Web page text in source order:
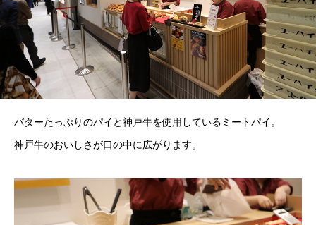
バターたっぷりのパイと神戸牛を使用しているミートパイ。
神戸牛のおいしさが口の中に広がります。